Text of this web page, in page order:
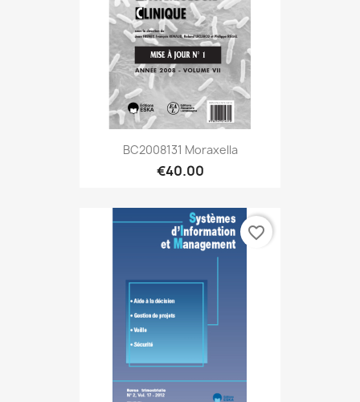
BC2008131 Moraxella
€40.00
favorite_border